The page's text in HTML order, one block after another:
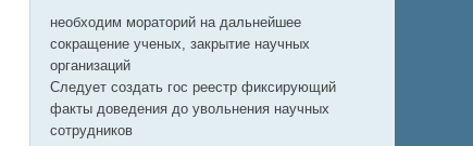
необходим мораторий на дальнейшее
сокращение ученых, закрытие научных
организаций
Следует создать гос реестр фиксирующий
факты доведения до увольнения научных
сотрудников